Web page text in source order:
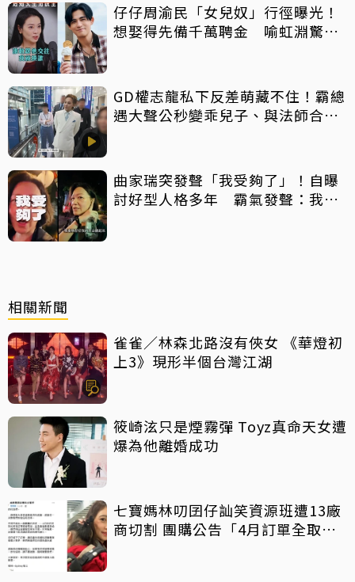
仔仔周渝民「女兒奴」行徑曝光！
想娶得先備千萬聘金 喻虹淵驚
GD權志龍私下反差萌藏不住！霸總
遇大聲公秒變乖兒子、與法師合照
曲家瑞突發聲「我受夠了」！自曝
討好型人格多年 霸氣發聲：我也
相關新聞
雀雀／林森北路沒有俠女 《華燈初
上3》現形半個台灣江湖
筱崎泫只是煙霧彈 Toyz真命天女遭
爆為他離婚成功
七寶媽林叨囝仔訕笑資源班遭13廠
商切割 團購公告「4月訂單全取